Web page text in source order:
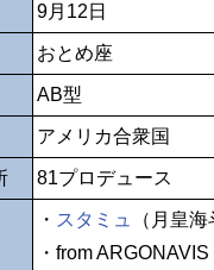
9月12日
おとめ座
AB型
アメリカ合衆国
81プロデュース
・ スタミュ
（月皇海
・from